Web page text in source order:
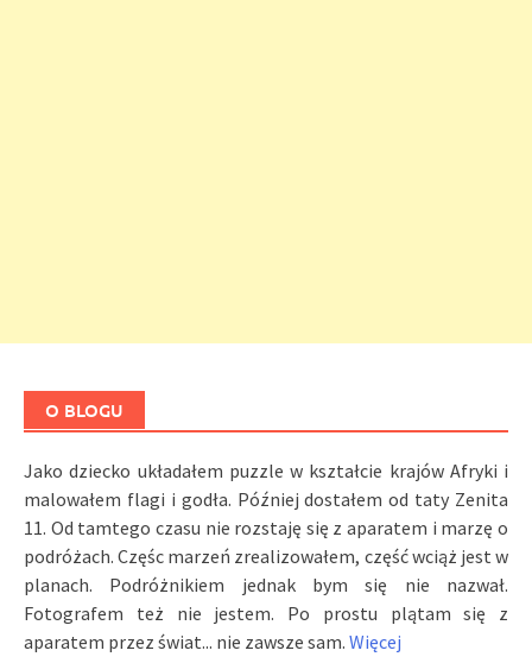
O BLOGU
Jako dziecko układałem puzzle w kształcie krajów Afryki i
malowałem flagi i godła. Później dostałem od taty Zenita
11. Od tamtego czasu nie rozstaję się z aparatem i marzę o
podróżach. Częśc marzeń zrealizowałem, część wciąż jest w
planach. Podróżnikiem jednak bym się nie nazwał.
Fotografem też nie jestem. Po prostu plątam się z
aparatem przez świat... nie zawsze sam. Więcej